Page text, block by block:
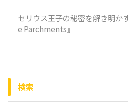
セリウス王子の秘密を解き明か
e Parchments』
検索